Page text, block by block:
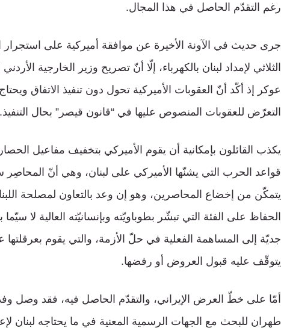
رغم التقدّم الحاصل في هذا المجال.
جرى حديث في الآونة الأخيرة عن موافقة أميركية على استجرار
الثلاثي لإمداد لبنان بالكهرباء، إلّا أنّ تصريح وزير الخارجية
عوكر إذ أكّد أنّ العقوبات الأميركية تحول دون تنفيذ الاتفاق
التعرّض للعقوبات المنصوص عليها في “قانون قيصر” بحال التنفيذ.
يكذب القائلون بإمكانية أن يقوم الأميركي بتخفيف مفاعيل
قواعد الحرب التي يشنّها الأميركي على لبنان، وهي أنّ المحاصِر
يتمكّن من إخضاع المحاصرين، وهو إن وعد بالتعاون لمصلحة
الحفاظ على الفئة التي تبشّر بطوباويّته وبإنسانيّته العالية لا
جديّة إلى المساهمة الفعلية في حلّ الأزمة، والتي يقوم
يتوقّف عليه قبول العروض أو رفضها.
أمّا على خطّ العرض الإيراني، والتقدّم الحاصل فيه، فقد وصل وفد
طهران للبحث مع الجهات الرسمية المعنية في ما يحتاجه لبنان